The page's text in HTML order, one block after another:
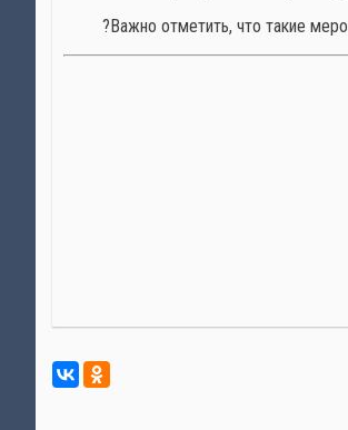
?Важно отметить, что такие